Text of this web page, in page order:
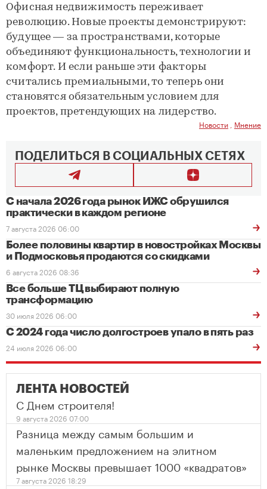
Офисная недвижимость переживает
революцию. Новые проекты демонстрируют:
будущее — за пространствами, которые
объединяют функциональность, технологии и
комфорт. И если раньше эти факторы
считались премиальными, то теперь они
становятся обязательным условием для
проектов, претендующих на лидерство.
Новости Мнение
ПОДЕЛИТЬСЯ В СОЦИАЛЬНЫХ СЕТЯХ
С начала 2026 года рынок ИЖС обрушился
практически в каждом регионе
7 августа 2026 06:00
Более половины квартир в новостройках Москвы
и Подмосковья продаются со скидками
6 августа 2026 08:36
Все больше ТЦ выбирают полную
трансформацию
30 июля 2026 06:00
С 2024 года число долгостроев упало в пять раз
24 июля 2026 06:00
ЛЕНТА НОВОСТЕЙ
С Днем строителя!
9 августа 2026 07:00
Разница между самым большим и
маленьким предложением на элитном
рынке Москвы превышает 1000 «квадратов»
7 августа 2026 18:29